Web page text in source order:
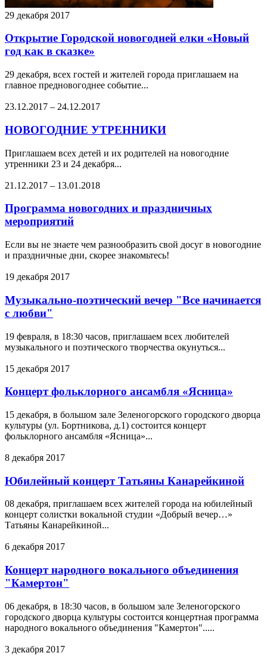
29 декабря 2017
Открытие Городской новогодней елки «Новый
год как в сказке»
29 декабря, всех гостей и жителей города приглашаем на
главное предновогоднее событие...
23.12.2017 – 24.12.2017
НОВОГОДНИЕ УТРЕННИКИ
Приглашаем всех детей и их родителей на новогодние
утренники 23 и 24 декабря...
21.12.2017 – 13.01.2018
Программа новогодних и праздничных
мероприятий
Если вы не знаете чем разнообразить свой досуг в новогодние
и праздничные дни, скорее знакомьтесь!
19 декабря 2017
Музыкально-поэтический вечер "Все начинается
с любви"
19 февраля, в 18:30 часов, приглашаем всех любителей
музыкального и поэтического творчества окунуться...
15 декабря 2017
Концерт фольклорного ансамбля «Ясница»
15 декабря, в большом зале Зеленогорского городского дворца
культуры (ул. Бортникова, д.1) состоится концерт
фольклорного ансамбля «Ясница»...
8 декабря 2017
Юбилейный концерт Татьяны Канарейкиной
08 декабря, приглашаем всех жителей города на юбилейный
концерт солистки вокальной студии «Добрый вечер…»
Татьяны Канарейкиной...
6 декабря 2017
Концерт народного вокального объединения
"Камертон"
06 декабря, в 18:30 часов, в большом зале Зеленогорского
городского дворца культуры состоится концертная программа
народного вокального объединения "Камертон".....
3 декабря 2017